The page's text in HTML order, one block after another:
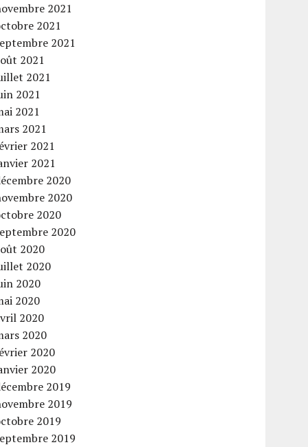
2021
2021
2021
2021
2021
2021
2021
2021
2021
2021
2020
2020
2020
2020
2020
2020
2020
2020
2020
2020
2020
2020
2019
2019
2019
2019